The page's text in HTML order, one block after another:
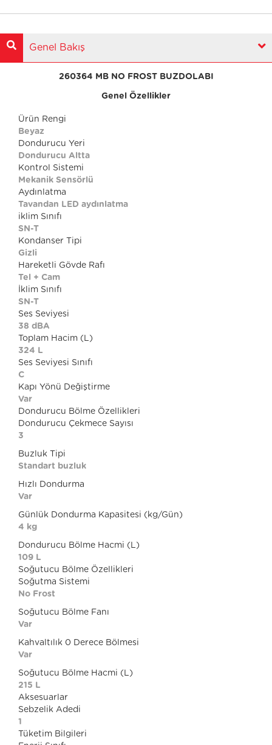
Genel Bakış
260364 MB NO FROST BUZDOLABI
Genel Özellikler
Ürün Rengi
Beyaz
Dondurucu Yeri
Dondurucu Altta
Kontrol Sistemi
Mekanik Sensörlü
Aydınlatma
Tavandan LED aydınlatma
iklim Sınıfı
SN-T
Kondanser Tipi
Gizli
Hareketli Gövde Rafı
Tel + Cam
İklim Sınıfı
SN-T
Ses Seviyesi
38 dBA
Toplam Hacim (L)
324 L
Ses Seviyesi Sınıfı
C
Kapı Yönü Değiştirme
Var
Dondurucu Bölme Özellikleri
Dondurucu Çekmece Sayısı
3
Buzluk Tipi
Standart buzluk
Hızlı Dondurma
Var
Günlük Dondurma Kapasitesi (kg/Gün)
4 kg
Dondurucu Bölme Hacmi (L)
109 L
Soğutucu Bölme Özellikleri
Soğutma Sistemi
No Frost
Soğutucu Bölme Fanı
Var
Kahvaltılık 0 Derece Bölmesi
Var
Soğutucu Bölme Hacmi (L)
215 L
Aksesuarlar
Sebzelik Adedi
1
Tüketim Bilgileri